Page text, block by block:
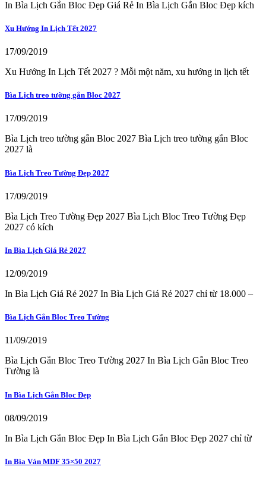
In Bìa Lịch Gắn Bloc Đẹp Giá Rẻ In Bìa Lịch Gắn Bloc Đẹp kích
Xu Hướng In Lịch Tết 2027
17/09/2019
Xu Hướng In Lịch Tết 2027 ? Mỗi một năm, xu hướng in lịch tết
Bìa Lịch treo tường gắn Bloc 2027
17/09/2019
Bìa Lịch treo tường gắn Bloc 2027 Bìa Lịch treo tường gắn Bloc
2027 là
Bìa Lịch Treo Tường Đẹp 2027
17/09/2019
Bìa Lịch Treo Tường Đẹp 2027 Bìa Lịch Bloc Treo Tường Đẹp
2027 có kích
In Bìa Lịch Giá Rẻ 2027
12/09/2019
In Bìa Lịch Giá Rẻ 2027 In Bìa Lịch Giá Rẻ 2027 chỉ từ 18.000 –
Bìa Lịch Gắn Bloc Treo Tường
11/09/2019
Bìa Lịch Gắn Bloc Treo Tường 2027 In Bìa Lịch Gắn Bloc Treo
Tường là
In Bìa Lịch Gắn Bloc Đẹp
08/09/2019
In Bìa Lịch Gắn Bloc Đẹp In Bìa Lịch Gắn Bloc Đẹp 2027 chỉ từ
In Bìa Ván MDF 35×50 2027